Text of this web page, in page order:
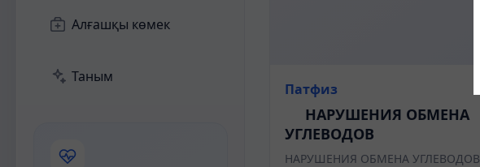
Алғашқы көмек
Таным
Патфиз
НАРУШЕНИЯ ОБМЕНА
УГЛЕВОДОВ
НАРУШЕНИЯ ОБМЕНА УГЛЕВОДОВ